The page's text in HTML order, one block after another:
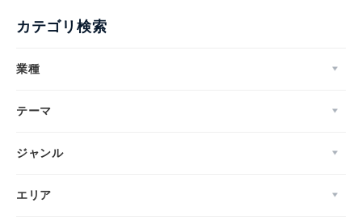
カテゴリ検索
業種
テーマ
ジャンル
エリア